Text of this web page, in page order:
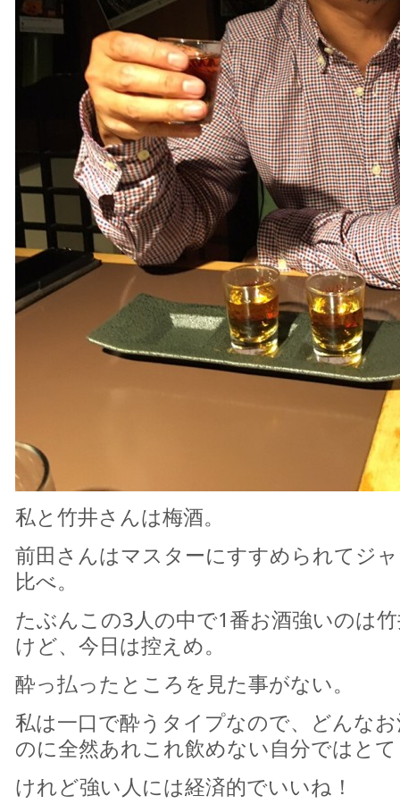
私と竹井さんは梅酒。
前田さんはマスターにすすめられてジ
比べ。
たぶんこの3人の中で1番お酒強いのは
けど、今日は控えめ。
酔っ払ったところを見た事がない。
私は一口で酔うタイプなので、どんな
のに全然あれこれ飲めない自分ではと
けれど強い人には経済的でいいね！